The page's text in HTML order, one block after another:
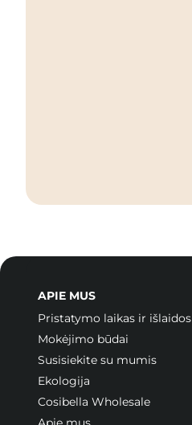
APIE MUS
Pristatymo laikas ir išlaidos
Mokėjimo būdai
Susisiekite su mumis
Ekologija
Cosibella Wholesale